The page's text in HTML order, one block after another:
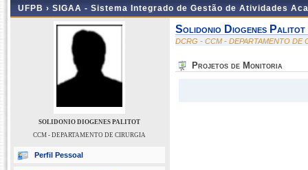
UFPB › SIGAA - Sistema Integrado de Gestão de Atividades
SOLIDONIO DIOGENES PALITOT
CCM - DEPARTAMENTO DE CIRURGIA
Perfil Pessoal
Solidonio Diogenes Palitot
DCRG - CCM - DEPARTAMENTO DE
Projetos de Monitoria